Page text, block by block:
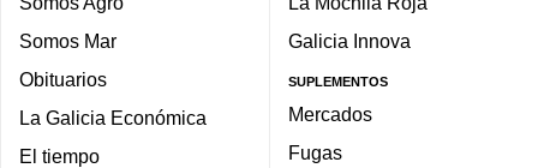
Somos Mar
Obituarios
La Galicia Económica
El tiempo
Galicia Innova
SUPLEMENTOS
Mercados
Fugas